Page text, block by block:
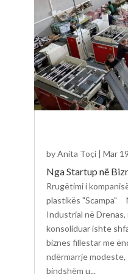
Nga Startup në
byAnita Toçi| Mar
Rrugëtimi i
plastikës "Scampa"
Industrial në Drenas,
konsoliduar ishte
biznes fillestar me
ndërmarrje
bindshëm u...